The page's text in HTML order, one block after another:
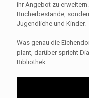
ihr Angebot zu
Bücherbestände,
Jugendliche und Kinder.
Was genau die
plant, darüber spricht
Bibliothek.